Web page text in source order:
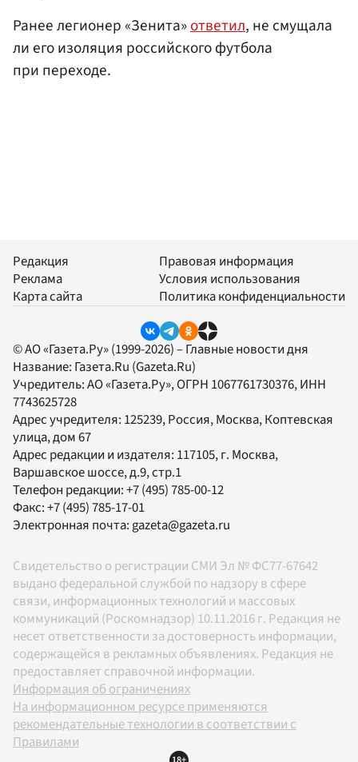
Ранее легионер «Зенита»ответил, не смущала
ли его изоляция российского футбола
при переходе.
Редакция
Реклама
Карта сайта
Правовая информация
Условия использования
Политика конфиденциальности
© АО «Газета.Ру» (1999-2026) – Главные новости дня
Название: Газета.Ru (Gazeta.Ru)
Учредитель:АО «Газета.Ру», ОГРН 1067761730376, ИНН
7743625728
Адрес учредителя: 125239, Россия, Москва, Коптевская
улица, дом 67
Адрес редакции и издателя: 117105, г. Москва,
Варшавское шоссе, д.9, стр.1
Телефон редакции:+7 (495) 785-00-12
Факс:+7 (495) 785-17-01
Электронная почта:gazeta@gazeta.ru
Свидетельство о регистрации СМИ Эл № ФС77-67642
выдано федеральной службой по надзору в сфере
связи, информационных технологий и массовых
коммуникаций (Роскомнадзор) 10.11.2016 г. Редакция не
несет ответственности за достоверность информации,
содержащейся в рекламных объявлениях. Редакция не
предоставляет справочной информации.
Информация об ограничениях
На информационном ресурсе применяются
рекомендательные технологии в соответствии с
Правилами